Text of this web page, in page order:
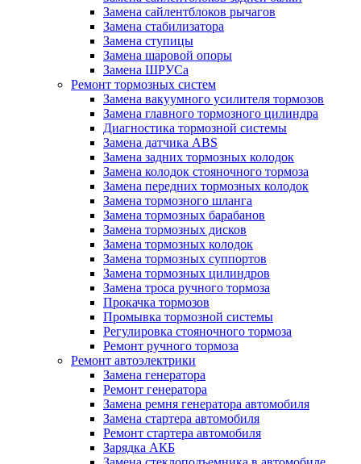
Замена сайлентблоков рычагов
Замена стабилизатора
Замена ступицы
Замена шаровой опоры
Замена ШРУСа
Ремонт тормозных систем
Замена вакуумного усилителя тормозов
Замена главного тормозного цилиндра
Диагностика тормозной системы
Замена датчика ABS
Замена задних тормозных колодок
Замена колодок стояночного тормоза
Замена передних тормозных колодок
Замена тормозного шланга
Замена тормозных барабанов
Замена тормозных дисков
Замена тормозных колодок
Замена тормозных суппортов
Замена тормозных цилиндров
Замена троса ручного тормоза
Прокачка тормозов
Промывка тормозной системы
Регулировка стояночного тормоза
Ремонт ручного тормоза
Ремонт автоэлектрики
Замена генератора
Ремонт генератора
Замена ремня генератора автомобиля
Замена стартера автомобиля
Ремонт стартера автомобиля
Зарядка АКБ